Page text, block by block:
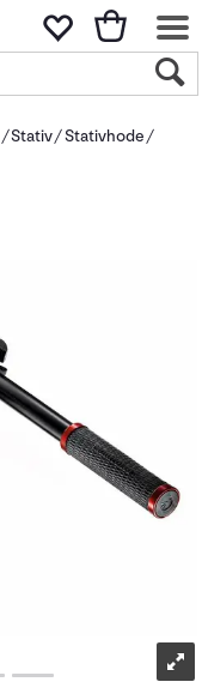
Stativ Stativhode